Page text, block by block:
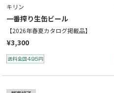
キリン
一番搾り生缶ビール
【2026年春夏カタログ掲載品】
¥3,300